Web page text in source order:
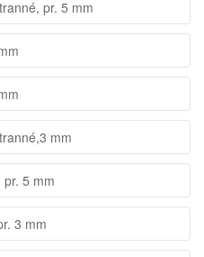
pr. 5 mm
mm
pr. 5 mm
3 mm